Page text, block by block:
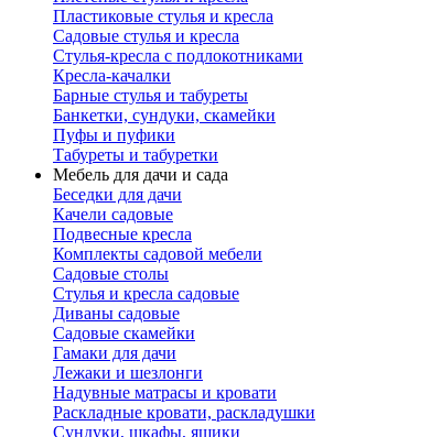
Пластиковые стулья и кресла
Садовые стулья и кресла
Стулья-кресла с подлокотниками
Кресла-качалки
Барные стулья и табуреты
Банкетки, сундуки, скамейки
Пуфы и пуфики
Табуреты и табуретки
Мебель для дачи и сада
Беседки для дачи
Качели садовые
Подвесные кресла
Комплекты садовой мебели
Садовые столы
Стулья и кресла садовые
Диваны садовые
Садовые скамейки
Гамаки для дачи
Лежаки и шезлонги
Надувные матрасы и кровати
Раскладные кровати, раскладушки
Сундуки, шкафы, ящики